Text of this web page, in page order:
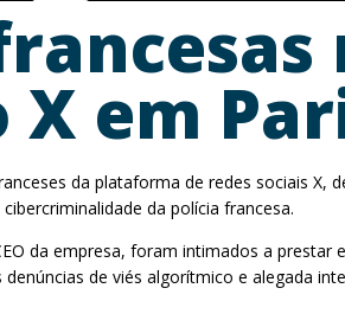
em
da plataforma de redes sociais
da polícia francesa.
da empresa, foram intimados a
de viés algorítmico e alegada